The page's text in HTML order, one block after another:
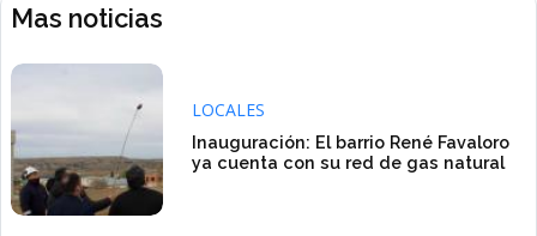
Mas noticias
LOCALES
Inauguración: El barrio René Favaloro
ya cuenta con su red de gas natural